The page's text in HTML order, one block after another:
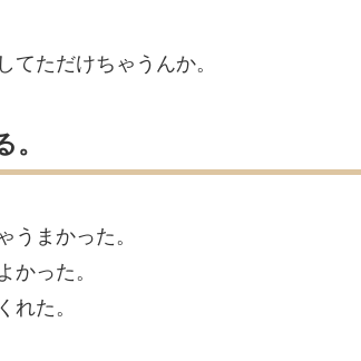
ただけちゃうんか。
まかった。
った。
た。